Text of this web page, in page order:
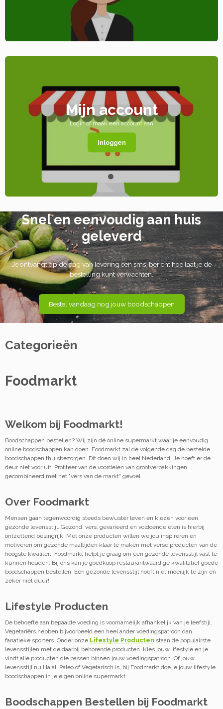
Mijn account
Login of maak een account aan
Inloggen
Snel en eenvoudig aan huis
geleverd
Je ontvangt op de dag van levering een sms-bericht hoe laat je de
bestelling kunt verwachten.
Bestel vandaag nog jouw boodschappen
Categorieën
Foodmarkt
Welkom bij Foodmarkt!
Boodschappen bestellen? Wij zijn dé online supermarkt waar je eenvoudig
online boodschappen kan doen. Foodmarkt zal de volgende dag de bestelde
boodschappen thuisbezorgen. Dit doen wij in heel Nederland. Je hoeft er de
deur niet voor uit. Profiteer van de voordelen van grootverpakkingen
gecombineerd met het "vers van de markt" gevoel.
Over Foodmarkt
Mensen gaan tegenwoordig steeds bewuster leven en kiezen voor een
gezonde levensstijl. Gezond, vers, gevarieerd en voldoende eten is hierbij
ontzettend belangrijk. Met onze producten willen we jou inspireren en
motiveren om gezonde maaltijden klaar te maken met verse producten van de
hoogste kwaliteit. Foodmarkt helpt je graag om een gezonde levensstijl vast te
kunnen houden. Bij ons kan je goedkoop restaurantwaardige kwalitatief goede
boodschappen bestellen. Een gezonde levensstijl hoeft niet moeilijk te zijn en
zeker niet duur!
Lifestyle Producten
De behoefte aan bepaalde voeding is voornamelijk afhankelijk van je leefstijl.
Vegetariërs hebben bijvoorbeeld een heel ander voedingspatroon dan
fanatieke sporters. Onder onze Lifestyle Producten staan de populairste
levensstijlen met de daarbij behorende producten. Kies jouw lifestyle en je
vindt alle producten die passen binnen jouw voedingspatroon. Of jouw
levensstijl nu Halal, Paleo of Vegetarisch is, bij Foodmarkt doe je jouw lifestyle
boodschappen in je eigen online supermarkt.
Boodschappen Bestellen bij Foodmarkt